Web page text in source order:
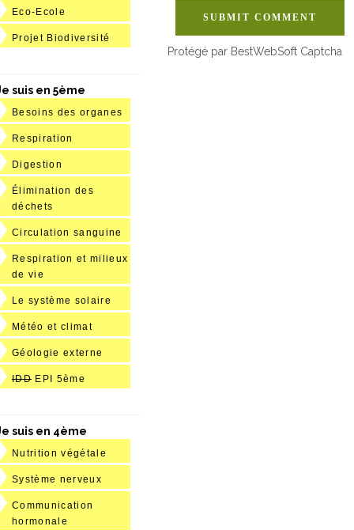
SUBMIT COMMENT
Protégé par BestWebSoft Captcha
Eco-Ecole
Projet Biodiversité
suis en 5ème
Besoins des organes
Respiration
Digestion
Élimination des
déchets
Circulation sanguine
Respiration et milieux
de vie
Le système solaire
Météo et climat
Géologie externe
IDD EPI 5ème
suis en 4ème
Nutrition végétale
Système nerveux
Communication
hormonale